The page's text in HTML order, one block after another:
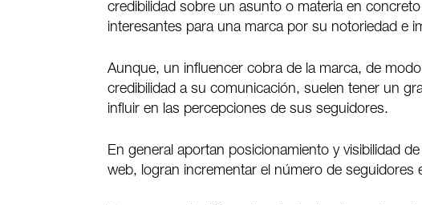
credibilidad sobre un asunto o materia en
interesantes para una marca por su notoriedad e
Aunque, un influencer cobra de la marca, de
credibilidad a su comunicación, suelen tener un
influir en las percepciones de sus seguidores.
En general aportan posicionamiento y visibilidad
web, logran incrementar el número de seguidores